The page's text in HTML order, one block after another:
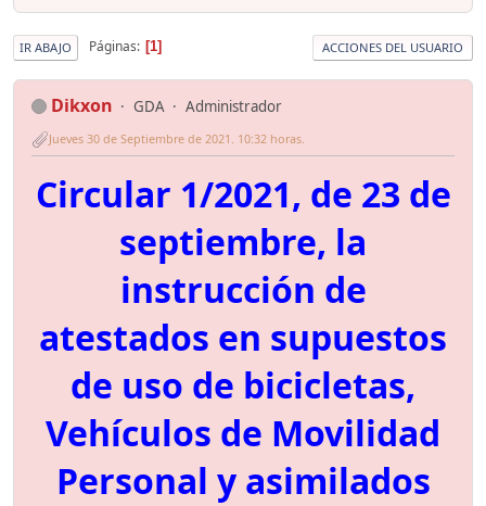
IR ABAJO Páginas 1 ACCIONES DEL USUARIO
Dikxon GDA Administrador
Jueves 30 de Septiembre de 2021. 10:32 horas.
Circular 1/2021, de 23 de
septiembre, la
instrucción de
atestados en supuestos
de uso de bicicletas,
Vehículos de Movilidad
Personal y asimilados